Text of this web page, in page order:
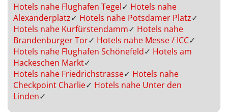
Hotels nahe Flughafen Tegel✓ Hotels nahe
Alexanderplatz✓ Hotels nahe Potsdamer Platz✓
Hotels nahe Kurfürstendamm✓ Hotels nahe
Brandenburger Tor✓ Hotels nahe Messe / ICC✓
Hotels nahe Flughafen Schönefeld✓ Hotels am
Hackeschen Markt✓
Hotels nahe Friedrichstrasse✓ Hotels nahe
Checkpoint Charlie✓ Hotels nahe Unter den
Linden✓